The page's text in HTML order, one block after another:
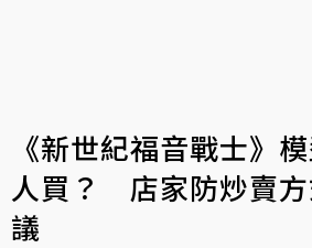
《新世紀福音戰士》
人買？ 店家防炒賣方
議